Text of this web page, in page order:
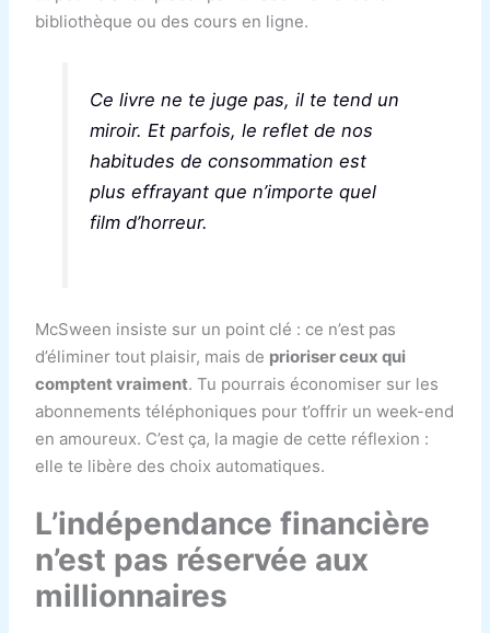
bibliothèque ou des cours en ligne.
Ce livre ne te juge pas, il te tend un
miroir. Et parfois, le reflet de nos
habitudes de consommation est
plus effrayant que n’importe quel
film d’horreur.
McSween insiste sur un point clé : ce n’est pas
d’éliminer tout plaisir, mais de prioriser ceux qui
comptent vraiment. Tu pourrais économiser sur les
abonnements téléphoniques pour t’offrir un week-end
en amoureux. C’est ça, la magie de cette réflexion :
elle te libère des choix automatiques.
L’indépendance financière
n’est pas réservée aux
millionnaires